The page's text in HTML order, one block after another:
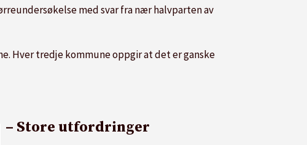
med svar fra nær halvparten av
Hver tredje kommune oppgir at det er ganske
– Store utfordringer